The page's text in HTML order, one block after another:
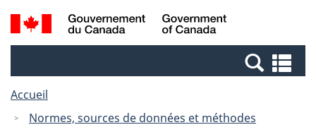
Passer
au
Passer
à
Canada
Recherche
et
et
Accueil
Normes, sources de données et méthodes